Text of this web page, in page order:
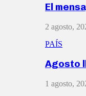
El
2 agosto,
PAÍS
Agosto
1 agosto,